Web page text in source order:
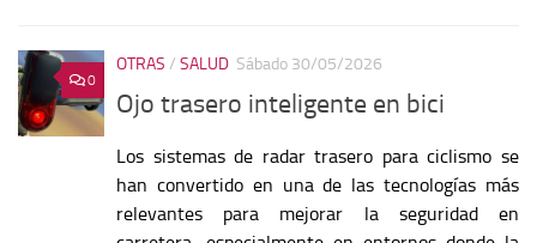
0
OTRAS / SALUD Sábado 30/05/2026
Ojo trasero inteligente en bici
Los sistemas de radar trasero para ciclismo se
han convertido en una de las tecnologías más
relevantes para mejorar la seguridad en